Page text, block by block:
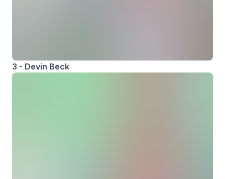
3 - Devin Beck